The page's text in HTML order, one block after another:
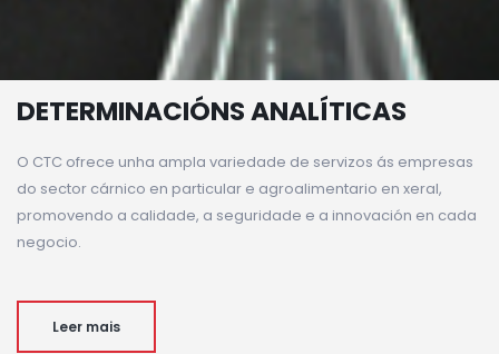
DETERMINACIÓNS ANALÍTICAS
O CTC ofrece unha ampla variedade de servizos ás empresas
do sector cárnico en particular e agroalimentario en xeral,
promovendo a calidade, a seguridade e a innovación en cada
negocio.
Leer mais